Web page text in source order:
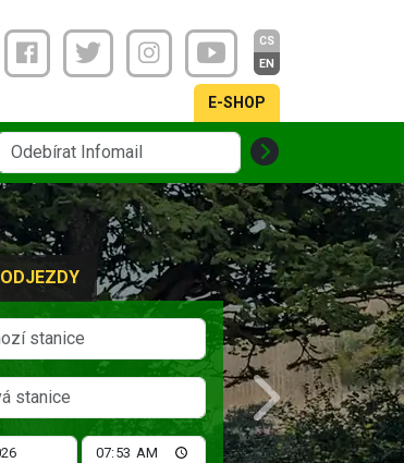
CS
EN
E-SHOP
Next
ODJEZDY